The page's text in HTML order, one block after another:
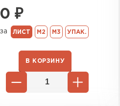
₽
ЛИСТ М2 М3 УПАК.
В КОРЗИНУ